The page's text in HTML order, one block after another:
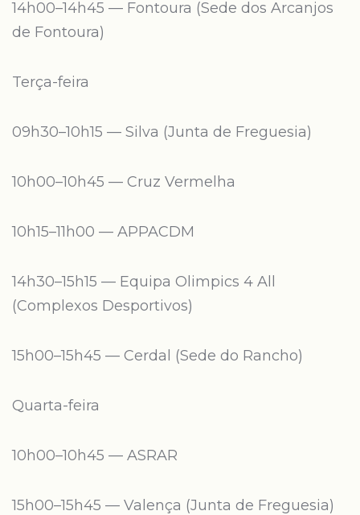
14h00–14h45 — Fontoura (Sede dos Arcanjos
de Fontoura)
Terça-feira
09h30–10h15 — Silva (Junta de Freguesia)
10h00–10h45 — Cruz Vermelha
10h15–11h00 — APPACDM
14h30–15h15 — Equipa Olimpics 4 All
(Complexos Desportivos)
15h00–15h45 — Cerdal (Sede do Rancho)
Quarta-feira
10h00–10h45 — ASRAR
15h00–15h45 — Valença (Junta de Freguesia)